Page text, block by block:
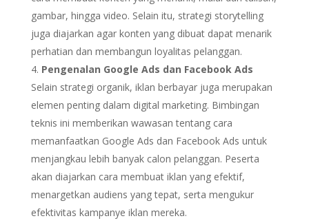
gambar, hingga video. Selain itu, strategi storytelling
juga diajarkan agar konten yang dibuat dapat menarik
perhatian dan membangun loyalitas pelanggan.
Pengenalan Google Ads dan Facebook Ads
Selain strategi organik, iklan berbayar juga merupakan
elemen penting dalam digital marketing. Bimbingan
teknis ini memberikan wawasan tentang cara
memanfaatkan Google Ads dan Facebook Ads untuk
menjangkau lebih banyak calon pelanggan. Peserta
akan diajarkan cara membuat iklan yang efektif,
menargetkan audiens yang tepat, serta mengukur
efektivitas kampanye iklan mereka.